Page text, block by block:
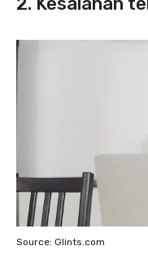
Source: Glints.com